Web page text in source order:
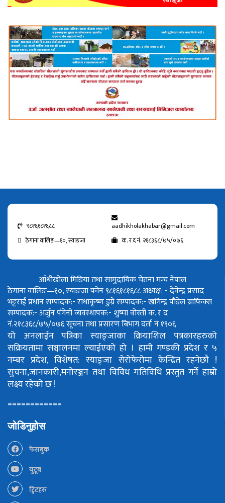
९८१६१८१६८८
aadhikholakhabar@gmail.com
ठेगाना वालिङ—१०, स्याङजा
क. र द नं. २१८३६८/७५/०७६
आँधीखोला मिडिया तथा सामुदायिक चेतना मन्च नेपाल
ठेगाना वालिङ—१०, स्याङजा फोन ९८१६१८१६८८अध्यक्ष: - देवेन्द्र प्रसाद
भट्टराईप्रधान सम्पादक:- राधाकृष्ण डुम्रेसम्पादक:- खगिन्द्र पौडेलग्राफिक्स
सम्पादक:- अर्जुन पंगेनीव्यवस्थापक:- शुष्मा वोस्तीक. र द
नं.२१८३६८/७५/०७६सूचना तथा प्रसारण बिभाग दर्ता नं १९०६
यो अनलाईन पत्रिका स्याङ्जाका क्रियाशिल पत्रकारहरुको
सक्रियतामा सञ्चालनमा ल्याईएको हो । हामी गण्डकी प्रदेश र ५
नम्बर प्रदेश, विशेषत: स्याङ्जा सेरोफेरोमा केन्द्रित रहनेछौ !
सुचना,जानकारी,मनोरञ्जन तथा विविध गतिविधि प्रस्तुत गर्ने हाम्रो
लक्ष्य रहेको छ !
============
जोडिनुहोस
फेसबुक
युटूब
ट्विटहरु